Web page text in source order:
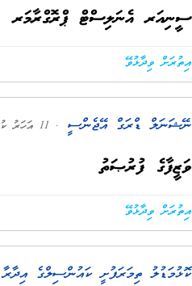
ސީނިއަރ އެނަލިސްޓް ޕްރޮގްރާމަރ
އިތުރަށް ވިދާޅުވޭ
ނޭޝަނަލް ޑްރަގް އޭޖެންސީ . 11 އަހަރު ކުރިން
ވަޒީފާގެ ފުރުޞަތު
އިތުރަށް ވިދާޅުވޭ
ކޮޅުމަޑުލު ތިމަރަފުށީ ކައުންސިލްގެ އިދާރާ